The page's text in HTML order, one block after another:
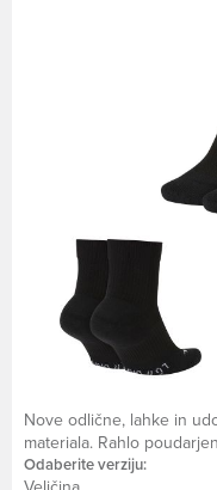
Nove odlične, lahke in
materiala. Rahlo
Odaberite verziju: